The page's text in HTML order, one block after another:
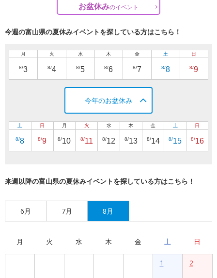
お盆休みのイベント
今週の富山県の夏休みイベントを探している方はこちら！
月
8/3
火
8/4
水
8/5
木
8/6
金
8/7
土
8/8
日
8/9
今年のお盆休み
土
8/8
日
8/9
月
8/10
火
8/11
水
8/12
木
8/13
金
8/14
土
8/15
日
8/16
来週以降の富山県の夏休みイベントを探している方はこちら！
6月 7月 8月
月 火 水 木 金 土 日
1 2